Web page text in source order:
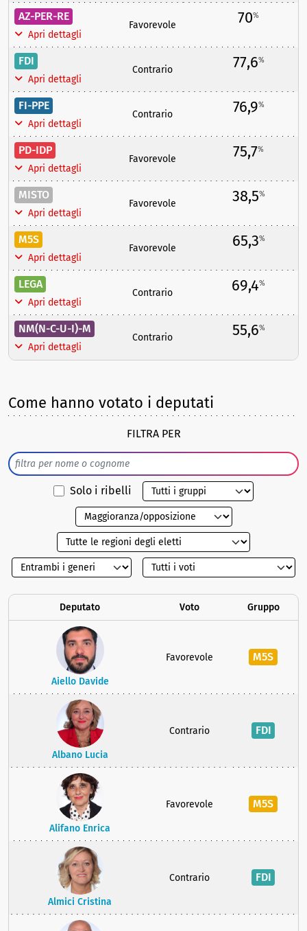
AZ-PER-RE
Apri dettagli
Favorevole 70%
FDI
Apri dettagli
Contrario 77,6%
FI-PPE
Apri dettagli
Contrario 76,9%
PD-IDP
Apri dettagli
Favorevole 75,7%
MISTO
Apri dettagli
Favorevole 38,5%
M5S
Apri dettagli
Favorevole 65,3%
LEGA
Apri dettagli
Contrario 69,4%
NM(N-C-U-I)-M
Apri dettagli
Contrario 55,6%
Come hanno votato i deputati
FILTRA PER
Solo i ribelli
Deputato Voto Gruppo
Aiello Davide
Favorevole M5S
Albano Lucia
Contrario FDI
Alifano Enrica
Favorevole M5S
Almici Cristina
Contrario FDI